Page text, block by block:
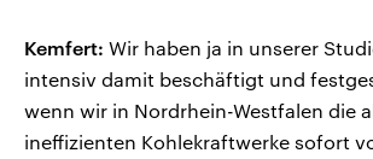
Kemfert: Wir haben ja in unserer
intensiv damit beschäftigt und
wenn wir in Nordrhein-Westfalen die
ineffizienten Kohlekraftwerke sofort